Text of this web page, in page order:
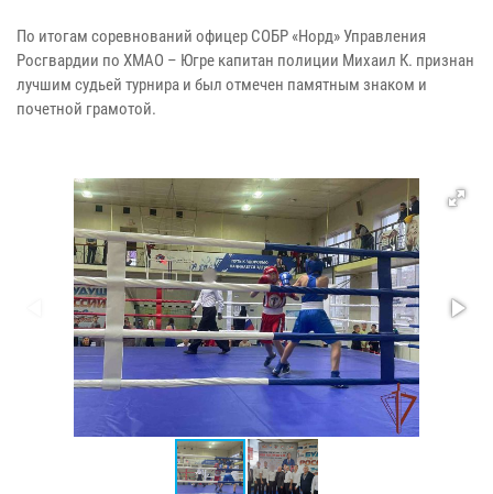
По итогам соревнований офицер СОБР «Норд» Управления
Росгвардии по ХМАО – Югре капитан полиции Михаил К. признан
лучшим судьей турнира и был отмечен памятным знаком и
почетной грамотой.